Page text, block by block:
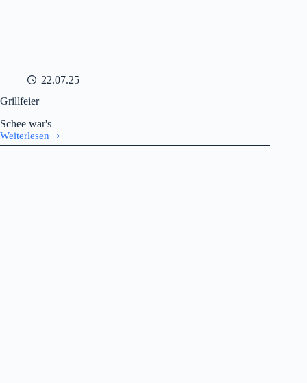
22.07.25
Grillfeier
Schee war's
Weiterlesen
Grillfeier